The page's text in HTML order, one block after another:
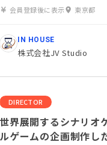
会員登録後に表示 東京都
IN HOUSE
株式会社JV Studio
DIRECTOR
世界展開するシナリオ
ルゲームの企画制作し